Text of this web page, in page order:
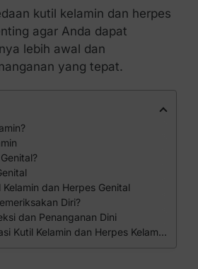
kutil kelamin dan herpes
agar Anda dapat
lebih awal dan
yang tepat.
dan Herpes Genital
Diri?
dan Penanganan Dini
Kelamin dan Herpes Kelamin di Klinik Apollo